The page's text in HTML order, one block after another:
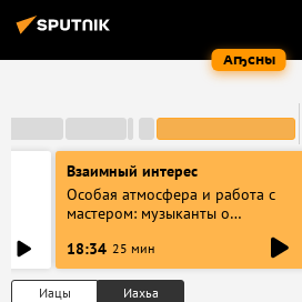
Аҧсны
Взаимный интерес
Особая атмосфера и работа с
мастером: музыканты о
18:34 25 мин
Иацы Иахьа